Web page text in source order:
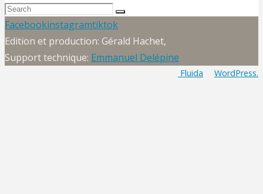
curiosités"
des
publications
Search
for:
Search
Back
to
Top
Facebookinstagramtiktok
Edition et production: Gérald Hachet,
Support technique: Emmanuel Delépine
Fluida WordPress.